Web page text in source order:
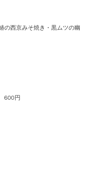
の西京みそ焼き・黒ムツの幽
600円